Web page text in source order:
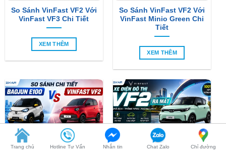
XEM THÊM
XEM THÊM
So Sánh Chi Tiết Baojun
E100 Và VinFast VF2
VinFast VF2 Ra Mắt: Xe
Điện Đô Thị Giá Chỉ 188
Triệu Đồng
Trang chủ Hotline Tư Vấn Nhắn tin Chat Zalo Chỉ đường